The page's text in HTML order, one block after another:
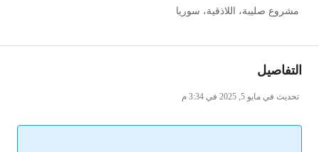
مشروع صليبة، اللاذقية، سوريا
التفاصيل
تحديث في مايو 5, 2025 في 3:34 م